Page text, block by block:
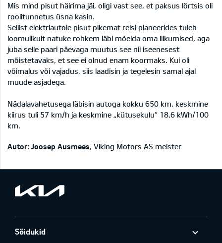
Mis mind pisut häirima jäi, oligi vast see, et paksus lörtsis oli
roolitunnetus üsna kasin.
Sellist elektriautole pisut pikemat reisi planeerides tuleb
loomulikult natuke rohkem läbi mõelda oma liikumised, aga
juba selle paari päevaga muutus see nii iseenesest
mõistetavaks, et see ei olnud enam koormaks. Kui oli
võimalus või vajadus, siis laadisin ja tegelesin samal ajal
muude asjadega.
Nädalavahetusega läbisin autoga kokku 650 km, keskmine
kiirus tuli 57 km/h ja keskmine „kütusekulu“ 18,6 kWh/100
km.
Autor: Joosep Ausmees, Viking Motors AS meister
Sõidukid